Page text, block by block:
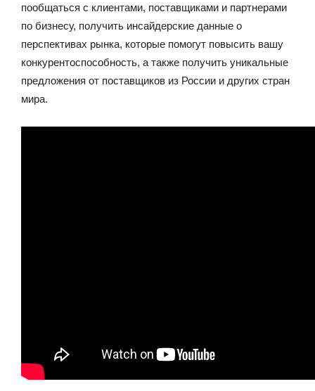
пообщаться с клиентами, поставщиками и партнерами
по бизнесу, получить инсайдерские данные о
перспективах рынка, которые помогут повысить вашу
конкурентоспособность, а также получить уникальные
предложения от поставщиков из России и других стран
мира.